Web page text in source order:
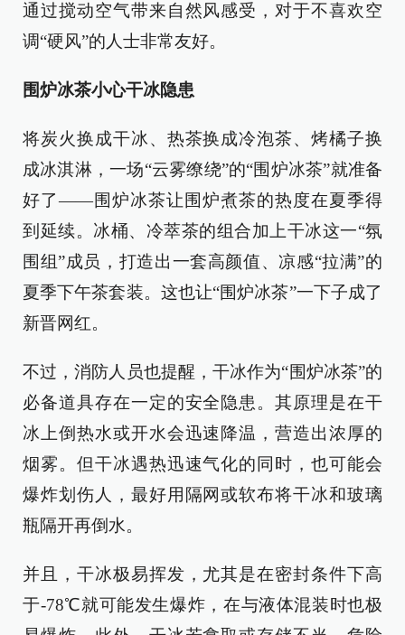
通过搅动空气带来自然风感受，对于不喜欢空
调“硬风”的人士非常友好。
围炉冰茶小心干冰隐患
将炭火换成干冰、热茶换成冷泡茶、烤橘子换
成冰淇淋，一场“云雾缭绕”的“围炉冰茶”就准备
好了——围炉冰茶让围炉煮茶的热度在夏季得
到延续。冰桶、冷萃茶的组合加上干冰这一“氛
围组”成员，打造出一套高颜值、凉感“拉满”的
夏季下午茶套装。这也让“围炉冰茶”一下子成了
新晋网红。
不过，消防人员也提醒，干冰作为“围炉冰茶”的
必备道具存在一定的安全隐患。其原理是在干
冰上倒热水或开水会迅速降温，营造出浓厚的
烟雾。但干冰遇热迅速气化的同时，也可能会
爆炸划伤人，最好用隔网或软布将干冰和玻璃
瓶隔开再倒水。
并且，干冰极易挥发，尤其是在密封条件下高
于-78℃就可能发生爆炸，在与液体混装时也极